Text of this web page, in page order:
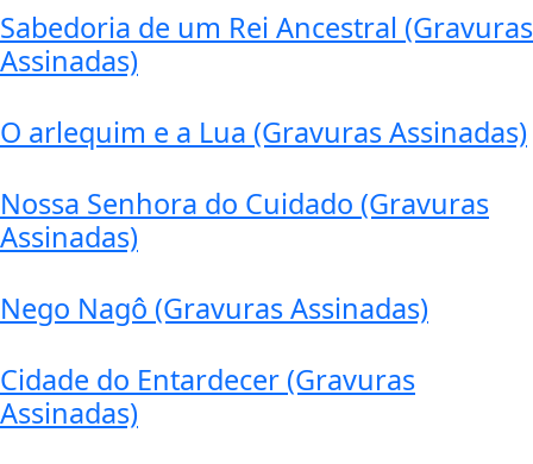
Sabedoria de um Rei Ancestral (Gravuras
Assinadas)
O arlequim e a Lua (Gravuras Assinadas)
Nossa Senhora do Cuidado (Gravuras
Assinadas)
Nego Nagô (Gravuras Assinadas)
Cidade do Entardecer (Gravuras
Assinadas)